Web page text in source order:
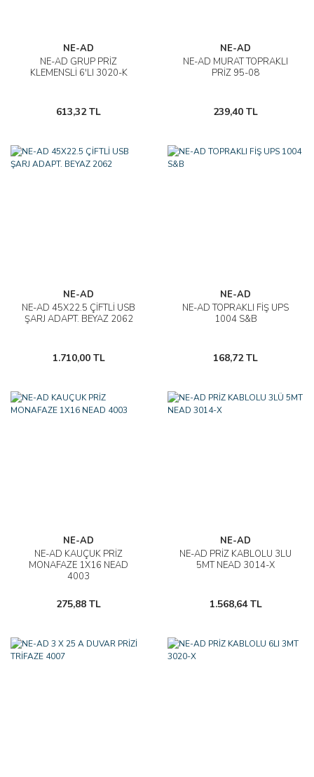
NE-AD
NE-AD GRUP PRİZ
KLEMENSLİ 6'LI 3020-K
613,32 TL
NE-AD
NE-AD MURAT TOPRAKLI
PRİZ 95-08
239,40 TL
NE-AD
NE-AD 45X22.5 ÇİFTLİ USB
ŞARJ ADAPT. BEYAZ 2062
1.710,00 TL
NE-AD
NE-AD TOPRAKLI FİŞ UPS
1004 S&B
168,72 TL
NE-AD
NE-AD KAUÇUK PRİZ
MONAFAZE 1X16 NEAD
4003
275,88 TL
NE-AD
NE-AD PRİZ KABLOLU 3LÜ
5MT NEAD 3014-X
1.568,64 TL